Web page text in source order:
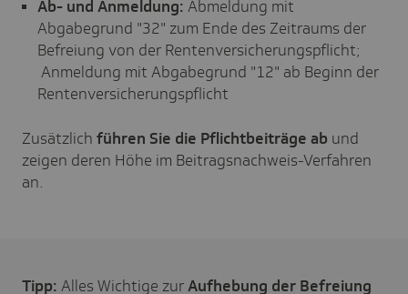
Ab- und Anmeldung: Abmeldung mit
Abgabegrund "32" zum Ende des Zeitraums der
Befreiung von der Rentenversicherungspflicht;
Anmeldung mit Abgabegrund "12" ab Beginn der
Rentenversicherungspflicht
Zusätzlich führen Sie die Pflichtbeiträge ab und
zeigen deren Höhe im Beitragsnachweis-Verfahren
an.
Tipp: Alles Wichtige zurAufhebung der Befreiung